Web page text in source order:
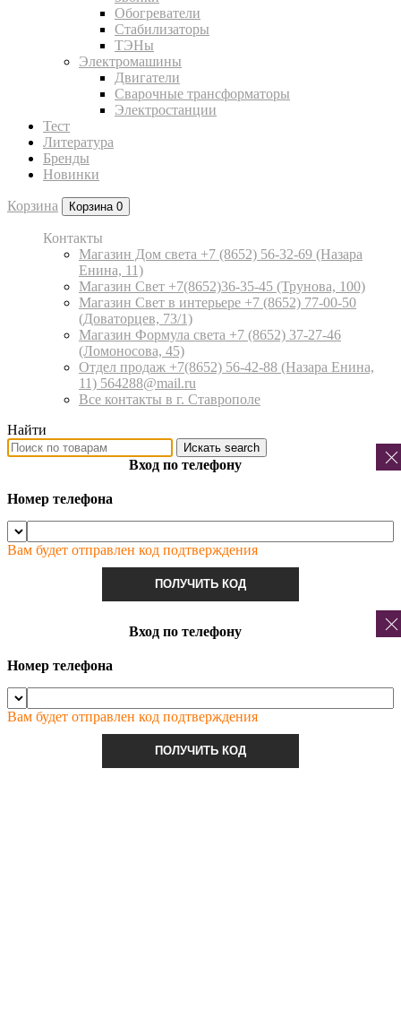
Обогреватели
Стабилизаторы
ТЭНы
Электромашины
Двигатели
Сварочные трансформаторы
Электростанции
Тест
Литература
Бренды
Новинки
Корзина Корзина 0
Контакты
Магазин Дом света +7 (8652) 56-32-69 (Назара
Енина, 11)
Магазин Свет +7(8652)36-35-45 (Трунова, 100)
Магазин Свет в интерьере +7 (8652) 77-00-50
(Доваторцев, 73/1)
Магазин Формула света +7 (8652) 37-27-46
(Ломоносова, 45)
Отдел продаж +7(8652) 56-42-88 (Назара Енина,
11) 564288@mail.ru
Все контакты в г. Ставрополе
Найти
Искать search
Вход по телефону
Номер телефона
Вам будет отправлен код подтверждения
ПОЛУЧИТЬ КОД
Вход по телефону
Номер телефона
Вам будет отправлен код подтверждения
ПОЛУЧИТЬ КОД